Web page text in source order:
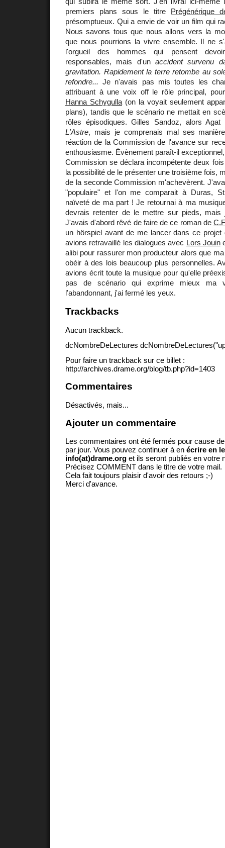
premiers plans sous le titre Prégénérique
présomptueux. Qui a envie de voir un film qui
Nous savons tous que nous allons vers la
que nous pourrions la vivre ensemble. Il ne
l'orgueil des hommes qui pensent
responsables, mais d'un accident survenu
gravitation. Rapidement la terre retombe au
refondre... Je n'avais pas mis toutes les
attribuant à une voix off le rôle principal,
Hanna Schygulla (on la voyait seulement
plans), tandis que le scénario ne mettait en
rôles épisodiques. Gilles Sandoz, alors Agat
L'Astre, mais je comprenais mal ses
réaction de la Commission de l'avance sur
enthousiasme. Évènement paraît-il
Commission se déclara incompétente deux
la possibilité de le présenter une troisième fois,
de la seconde Commission m'achevèrent.
"populaire" et l'on me comparait à Duras,
naïveté de ma part ! Je retournai à ma
devrais retenter de le mettre sur pieds, mais
J'avais d'abord rêvé de faire de ce roman de
un hörspiel avant de me lancer dans ce projet
avions retravaillé les dialogues avec Lors Jouin
alibi pour rassurer mon producteur alors que
obéir à des lois beaucoup plus personnelles.
avions écrit toute la musique pour qu'elle
pas de scénario qui exprime mieux ma
l'abandonnant, j'ai fermé les yeux.
Trackbacks
Aucun trackback.
dcNombreDeLectures
Pour faire un trackback sur ce billet :
http://archives.drame.org/blog/tb.php?id=1403
Commentaires
Désactivés, mais...
Ajouter un commentaire
Les commentaires ont été fermés pour cause
par jour. Vous pouvez continuer à en écrire en
info(at)drame.org et ils seront publiés en votre
Précisez COMMENT dans le titre de votre mail.
Cela fait toujours plaisir d'avoir des retours ;-)
Merci d'avance.